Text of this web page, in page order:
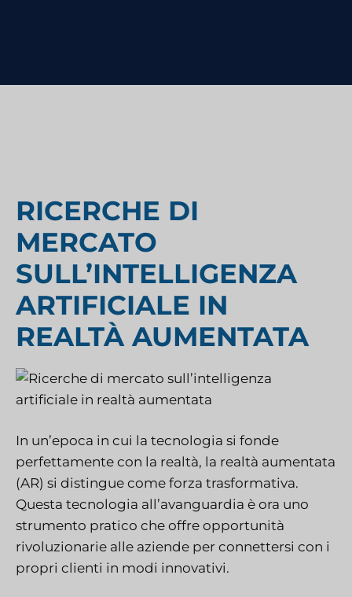
RICERCHE DI
MERCATO
SULL’INTELLIGENZA
ARTIFICIALE IN
REALTÀ AUMENTATA
In un’epoca in cui la tecnologia si fonde
perfettamente con la realtà, la realtà aumentata
(AR) si distingue come forza trasformativa.
Questa tecnologia all’avanguardia è ora uno
strumento pratico che offre opportunità
rivoluzionarie alle aziende per connettersi con i
propri clienti in modi innovativi.